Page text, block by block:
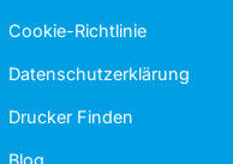
Cookie-Richtlinie
Datenschutzerklärung
Drucker Finden